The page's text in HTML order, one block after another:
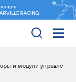
RACING
и модули управле